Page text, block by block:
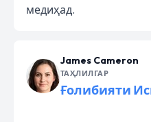
медиҳад.
James Cameron
ТАҲЛИЛГАР
Ғолибияти